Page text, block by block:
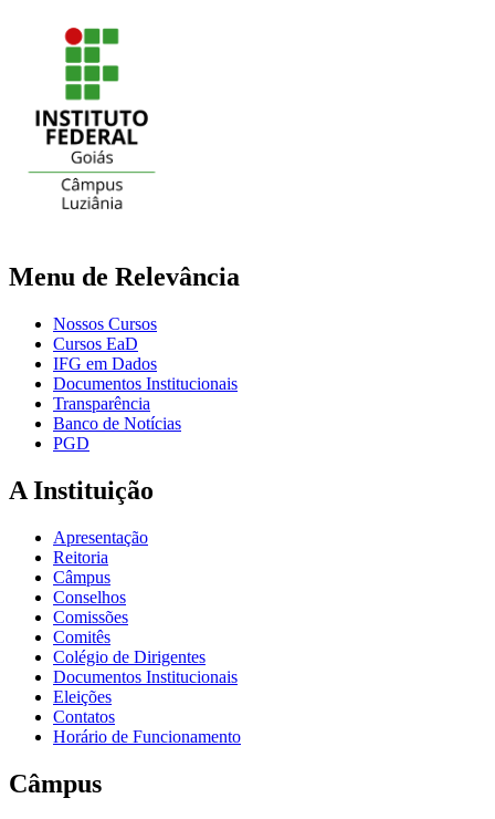
Menu de Relevância
Nossos Cursos
Cursos EaD
IFG em Dados
Documentos Institucionais
Transparência
Banco de Notícias
PGD
A Instituição
Apresentação
Reitoria
Câmpus
Conselhos
Comissões
Comitês
Colégio de Dirigentes
Documentos Institucionais
Eleições
Contatos
Horário de Funcionamento
Câmpus